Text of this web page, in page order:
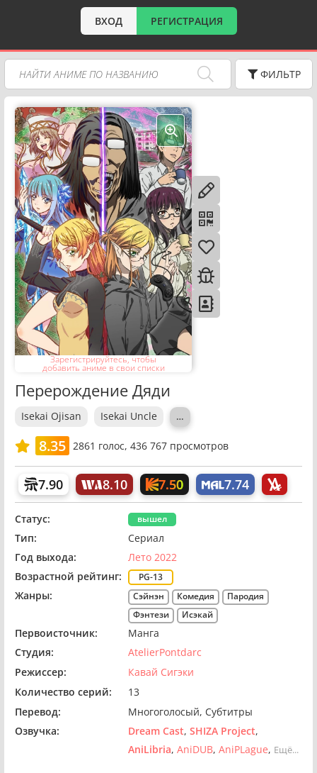
ВХОД РЕГИСТРАЦИЯ
ФИЛЬТР
Зарегистрируйтесь, чтобы
добавить аниме в свои списки
Перерождение Дяди
Isekai Ojisan Isekai Uncle …
8.35 2861 голос, 436 767 просмотров
7.90 8.10 7.50 7.74
Статус: вышел
Тип:
Сериал
Год выхода:
Лето 2022
Возрастной рейтинг:
PG-13
Жанры: Сэйнэн Комедия
Пародия
Фэнтези
Исэкай
Первоисточник:
Манга
Студия:
AtelierPontdarc
Режиссер:
Кавай Сигэки
Количество серий:
13
Перевод:
Многоголосый Субтитры
Озвучка:
Dream Cast SHIZA Project
AniLibria AniDUB AniPLague Ещё...